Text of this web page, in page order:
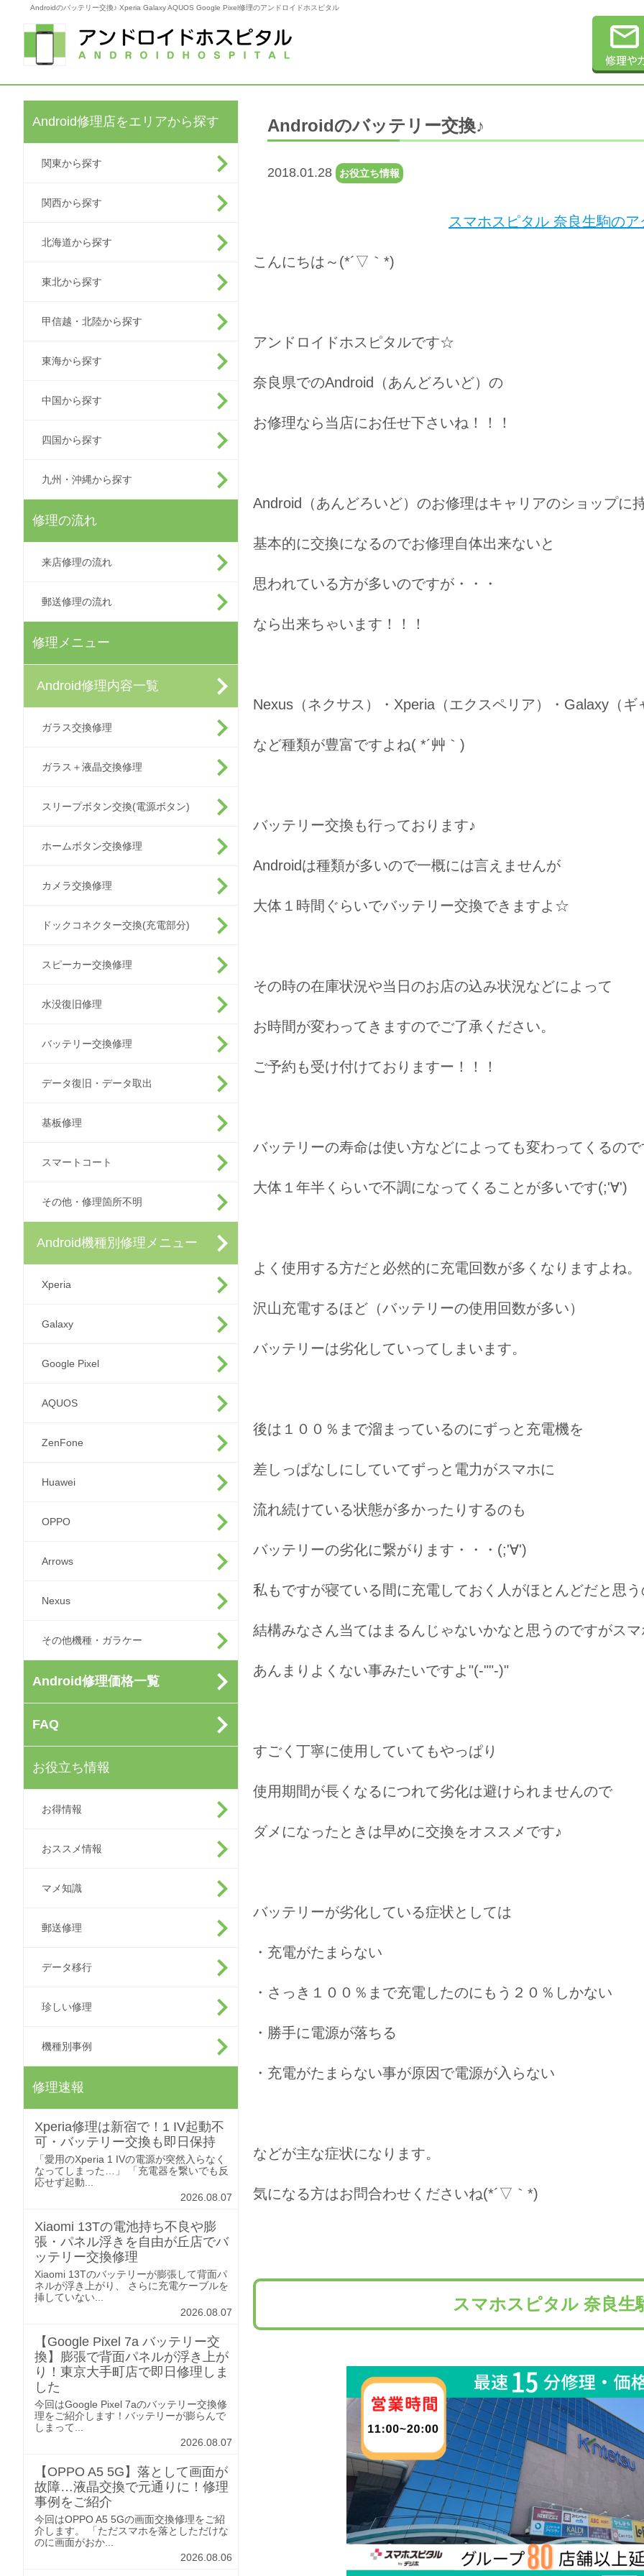
Androidのバッテリー交換♪ Xperia Galaxy AQUOS Google Pixel修理のアンドロイドホスピタル
Android修理店をエリアから探す
関東から探す
関西から探す
北海道から探す
東北から探す
甲信越・北陸から探す
東海から探す
中国から探す
四国から探す
九州・沖縄から探す
修理の流れ
来店修理の流れ
郵送修理の流れ
修理メニュー
Android修理内容一覧
ガラス交換修理
ガラス＋液晶交換修理
スリープボタン交換(電源ボタン)
ホームボタン交換修理
カメラ交換修理
ドックコネクター交換(充電部分)
スピーカー交換修理
水没復旧修理
バッテリー交換修理
データ復旧・データ取出
基板修理
スマートコート
その他・修理箇所不明
Android機種別修理メニュー
Xperia
Galaxy
Google Pixel
AQUOS
ZenFone
Huawei
OPPO
Arrows
Nexus
その他機種・ガラケー
Android修理価格一覧
FAQ
お役立ち情報
お得情報
おススメ情報
マメ知識
郵送修理
データ移行
珍しい修理
機種別事例
修理速報
Xperia修理は新宿で！1 IV起動不
可・バッテリー交換も即日保持
「愛用のXperia 1 IVの電源が突然入らなく
なってしまった…」 「充電器を繋いでも反
応せず起動...
2026.08.07
Xiaomi 13Tの電池持ち不良や膨
張・パネル浮きを自由が丘店でバ
ッテリー交換修理
Xiaomi 13Tのバッテリーが膨張して背面パ
ネルが浮き上がり、 さらに充電ケーブルを
挿していない...
2026.08.07
【Google Pixel 7a バッテリー交
換】膨張で背面パネルが浮き上が
り！東京大手町店で即日修理しま
した
今回はGoogle Pixel 7aのバッテリー交換修
理をご紹介します！バッテリーが膨らんで
しまって...
2026.08.07
【OPPO A5 5G】落として画面が
故障…液晶交換で元通りに！修理
事例をご紹介
今回はOPPO A5 5Gの画面交換修理をご紹
介します。 「ただスマホを落としただけな
のに画面がおか...
2026.08.06
Androidのバッテリー交換♪
2018.01.28 お役立ち情報
スマホスピタル 奈良生駒の
こんにちは～(*´▽｀*)
アンドロイドホスピタルです☆
奈良県でのAndroid（あんどろいど）の
お修理なら当店にお任せ下さいね！！！
Android（あんどろいど）のお修理はキャリアのショップに
基本的に交換になるのでお修理自体出来ないと
思われている方が多いのですが・・・
なら出来ちゃいます！！！
Nexus（ネクサス）・Xperia（エクスペリア）・Galaxy（ギ
など種類が豊富ですよね( *´艸｀)
バッテリー交換も行っております♪
Androidは種類が多いので一概には言えませんが
大体１時間ぐらいでバッテリー交換できますよ☆
その時の在庫状況や当日のお店の込み状況などによって
お時間が変わってきますのでご了承ください。
ご予約も受け付けておりますー！！！
バッテリーの寿命は使い方などによっても変わってくるの
大体１年半くらいで不調になってくることが多いです(;'∀')
よく使用する方だと必然的に充電回数が多くなりますよね。
沢山充電するほど（バッテリーの使用回数が多い）
バッテリーは劣化していってしまいます。
後は１００％まで溜まっているのにずっと充電機を
差しっぱなしにしていてずっと電力がスマホに
流れ続けている状態が多かったりするのも
バッテリーの劣化に繋がります・・・(;'∀')
私もですが寝ている間に充電しておく人がほとんどだと思
結構みなさん当てはまるんじゃないかなと思うのですがス
あんまりよくない事みたいですよ"(-""-)"
すごく丁寧に使用していてもやっぱり
使用期間が長くなるにつれて劣化は避けられませんので
ダメになったときは早めに交換をオススメです♪
バッテリーが劣化している症状としては
・充電がたまらない
・さっき１００％まで充電したのにもう２０％しかない
・勝手に電源が落ちる
・充電がたまらない事が原因で電源が入らない
などが主な症状になります。
気になる方はお問合わせくださいね(*´▽｀*)
スマホスピタル 奈良生